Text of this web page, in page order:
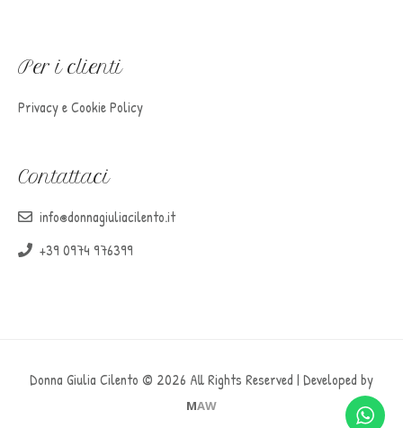
Per i clienti
Privacy e Cookie Policy
Contattaci
info@donnagiuliacilento.it
+39 0974 976399
Donna Giulia Cilento © 2026 All Rights Reserved | Developed by
MAW